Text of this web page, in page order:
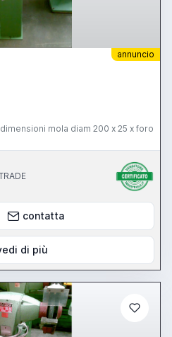
annuncio
mola diam 200 x 25 x foro
contatta
di più